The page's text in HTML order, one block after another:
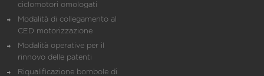
ciclomotori omologati
Modalità di collegamento al
CED motorizzazione
Modalità operative per il
rinnovo delle patenti
Riqualificazione bombole di